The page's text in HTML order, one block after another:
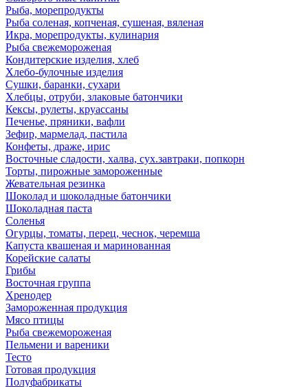
Рыба, морепродукты
Рыба соленая, копченая, сушеная, вяленая
Икра, морепродукты, кулинария
Рыба свежемороженая
Кондитерские изделия, хлеб
Хлебо-булочные изделия
Сушки, баранки, сухари
Хлебцы, отруби, злаковые батончики
Кексы, рулеты, круассаны
Печенье, пряники, вафли
Зефир, мармелад, пастила
Конфеты, драже, ирис
Восточные сладости, халва, сух.завтраки, попкорн
Торты, пирожные замороженные
Жевательная резинка
Шоколад и шоколадные батончики
Шоколадная паста
Соленья
Огурцы, томаты, перец, чеснок, черемша
Капуста квашеная и маринованная
Корейские салаты
Грибы
Восточная группа
Хренодер
Замороженная продукция
Мясо птицы
Рыба свежемороженая
Пельмени и вареники
Тесто
Готовая продукция
Полуфабрикаты